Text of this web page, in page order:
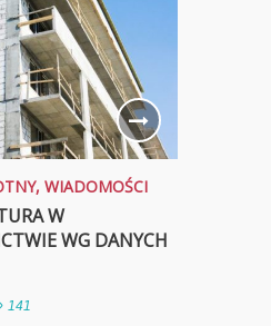
, WIADOMOŚCI
W
WG DANYCH
141